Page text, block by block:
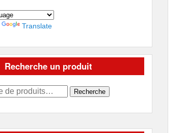
Translate
Recherche un produit
Recherche